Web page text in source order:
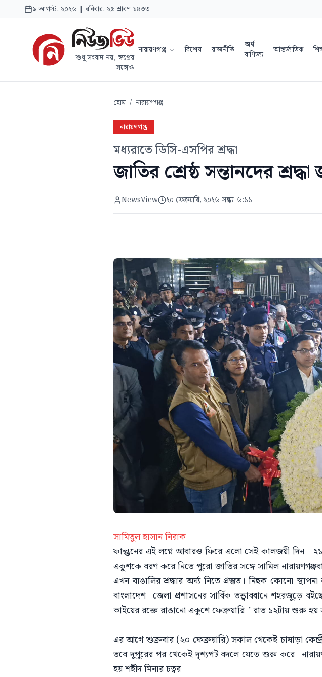
৯ আগস্ট, ২০২৬ | রবিবার, ২৫ শ্রাবণ ১৪৩৩
শুধু সংবাদ নয়, স্বপ্নের
সঙ্গেও
নারায়ণগঞ্জ বিশেষ রাজনীতি
অর্থ-
বাণিজ্য
আন্তর্জাতিক
হোম / নারায়ণগঞ্জ
নারায়ণগঞ্জ
মধ্যরাতে ডিসি-এসপির শ্রদ্ধা
জাতির শ্রেষ্ঠ সন্তানদের
NewsView ২০ ফেব্রুয়ারি, ২০২৬ সন্ধ্যা ৬:১১
সামিতুল হাসান নিরাক
ফাল্গুনের এই লগ্নে আবারও ফিরে এলো সেই কালজয়ী
একুশকে বরণ করে নিতে পুরো জাতির সঙ্গে সামিল
এখন বাঙালির শ্রদ্ধার অর্ঘ্য নিতে প্রস্তুত। নিছক কোনো
বাংলাদেশ। জেলা প্রশাসনের সার্বিক তত্ত্বাবধানে শহরজুড়ে
ভাইয়ের রক্তে রাঙানো একুশে ফেব্রুয়ারি।’ রাত ১২টায় শুরু হয়
এর আগে শুক্রবার (২০ ফেব্রুয়ারি) সকাল থেকেই চাষাড়া
তবে দুপুরের পর থেকেই দৃশ্যপট বদলে যেতে শুরু করে।
হয় শহীদ মিনার চত্বর।